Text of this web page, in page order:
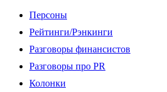
Персоны
Рейтинги/Рэнкинги
Разговоры финансистов
Разговоры про PR
Колонки